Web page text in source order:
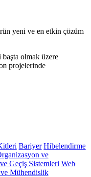
yeni ve en etkin çözüm
olmak üzere
projelerinde
Bariyer Hibelendirme
ve
Geçiş Sistemleri Web
ve Mühendislik